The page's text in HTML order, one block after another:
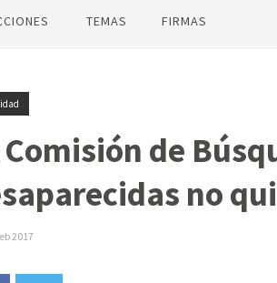
TEMAS FIRMAS
Comisión de
no
2017